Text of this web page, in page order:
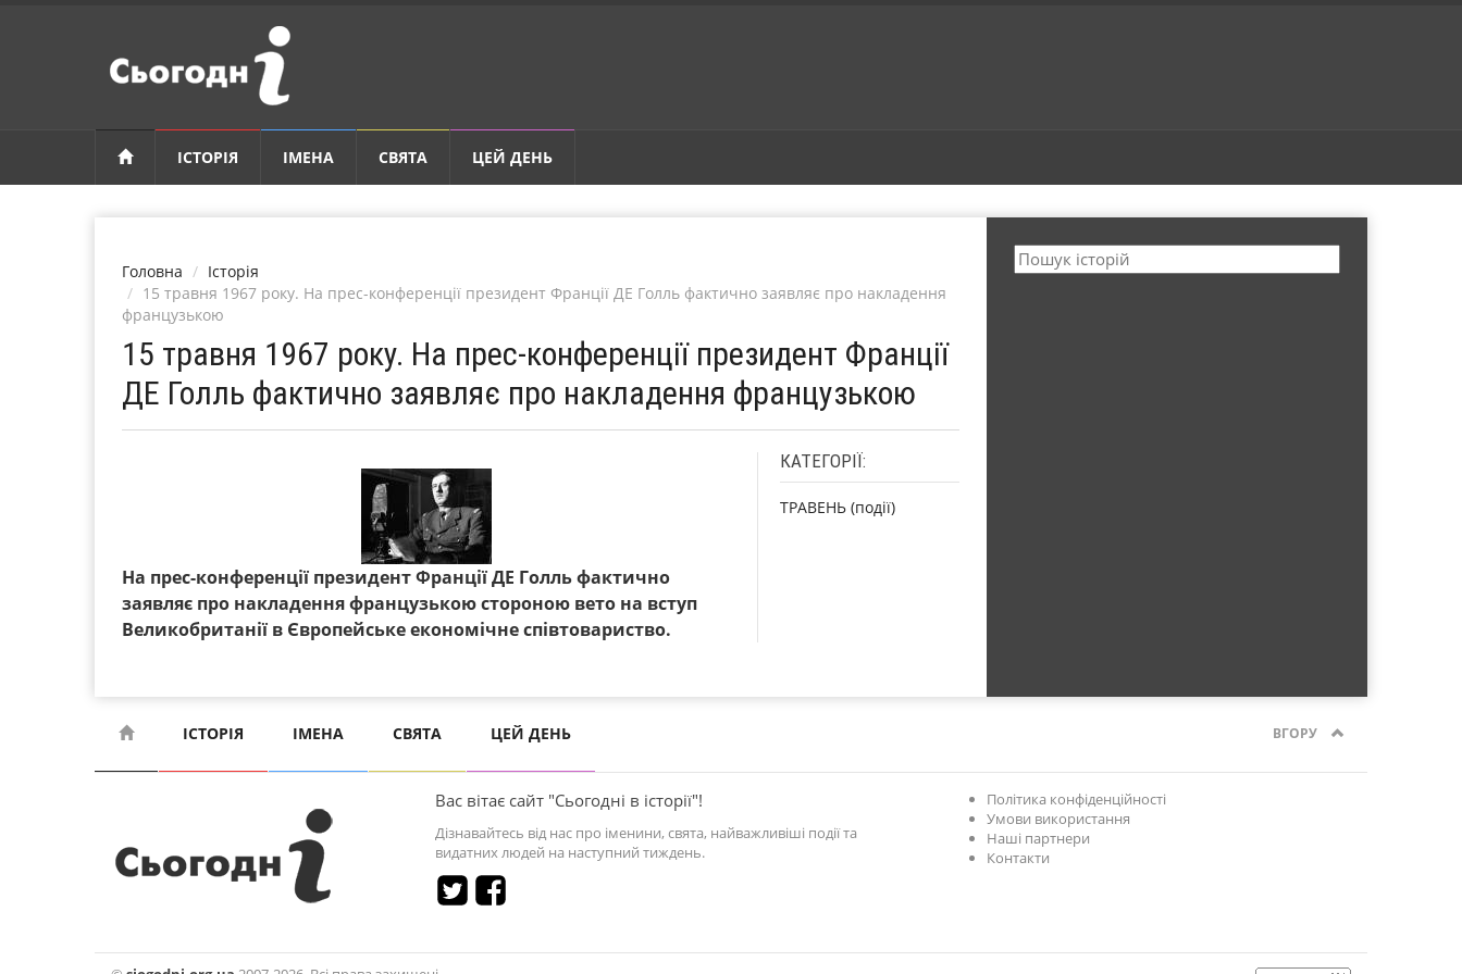
ІСТОРІЯ ІМЕНА СВЯТА ЦЕЙ ДЕНЬ
Головна
Історія
15 травня 1967 року. На прес-конференції президент Франції ДЕ Голль фактично заявляє про накладення
французькою
15 травня 1967 року. На прес-конференції президент Франції
ДЕ Голль фактично заявляє про накладення французькою
На прес-конференції президент Франції ДЕ Голль фактично
заявляє про накладення французькою стороною вето на вступ
Великобританії в Європейське економічне співтовариство.
КАТЕГОРІЇ:
ТРАВЕНЬ (події)
ІСТОРІЯ ІМЕНА СВЯТА ЦЕЙ ДЕНЬ ВГОРУ
Вас вітає сайт "Сьогодні в історії"!
Дізнавайтесь від нас про іменини, свята, найважливіші події та
видатних людей на наступний тиждень.
Політика конфіденційності
Умови використання
Наші партнери
Контакти